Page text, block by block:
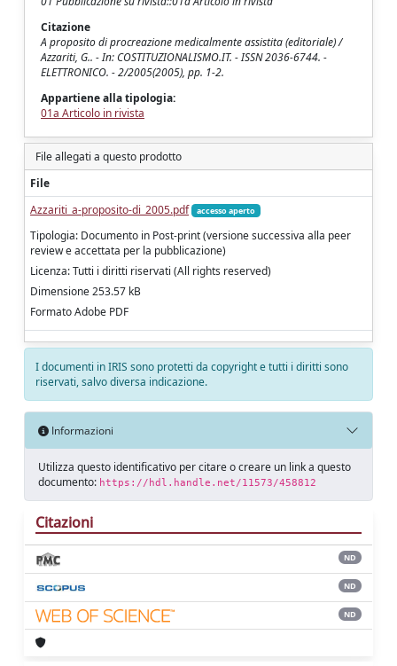
Citazione
A proposito di procreazione medicalmente assistita (editoriale) /
Azzariti, G.. - In: COSTITUZIONALISMO.IT. - ISSN 2036-6744. -
ELETTRONICO. - 2/2005(2005), pp. 1-2.
Appartiene alla tipologia:
01a Articolo in rivista
File allegati a questo prodotto
File
Azzariti_a-proposito-di_2005.pdf
accesso aperto
Tipologia: Documento in Post-print (versione successiva alla peer
review e accettata per la pubblicazione)
Licenza: Tutti i diritti riservati (All rights reserved)
Dimensione 253.57 kB
Formato Adobe PDF
I documenti in IRIS sono protetti da copyright e tutti i diritti sono
riservati, salvo diversa indicazione.
Informazioni
Utilizza questo identificativo per citare o creare un link a questo
documento: https://hdl.handle.net/11573/458812
Citazioni
ND
ND
ND